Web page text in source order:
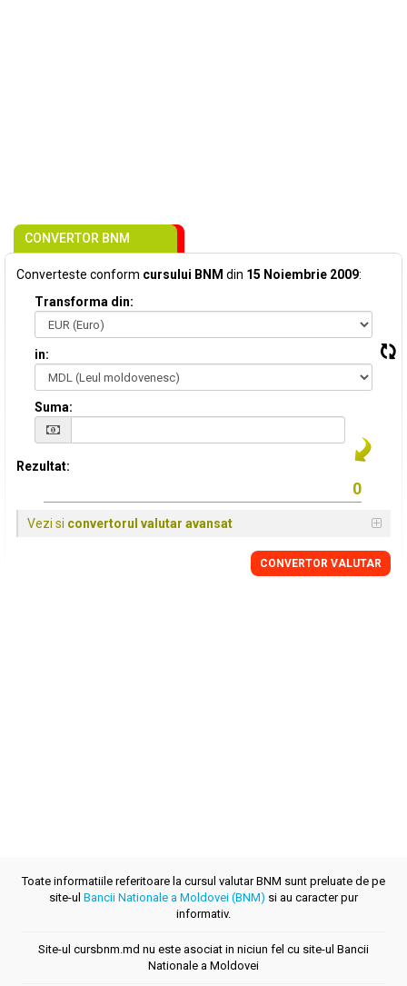
CONVERTOR BNM
Converteste conform cursului BNM din 15 Noiembrie 2009:
Transforma din:
in:
Suma:
Rezultat:
Vezi si convertorul valutar avansat
CONVERTOR VALUTAR
Toate informatiile referitoare la cursul valutar BNM sunt preluate de pe
site-ul Bancii Nationale a Moldovei (BNM) si au caracter pur
informativ.
Site-ul cursbnm.md nu este asociat in niciun fel cu site-ul Bancii
Nationale a Moldovei